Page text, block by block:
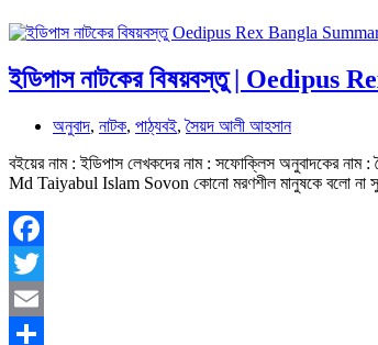
ইডিপাস নাটকের বিষয়বস্তু |
অনুবাদ, নাটক, পাঠ্যবই,সৈয়দ আলী আহসান
বইয়ের নাম : ইডিপাস লেখকদের নাম : সফোক্লিস অনুবাদকের নাম :
Md Taiyabul Islam Sovon কোনো মরণশীল মানুষকে বলো না
Facebook
Twitter
Email